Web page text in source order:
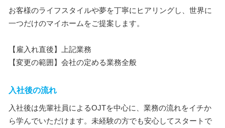
お客様のライフスタイルや夢を丁寧にヒアリングし、世界に
一つだけのマイホームをご提案します。
【雇入れ直後】上記業務
【変更の範囲】会社の定める業務全般
入社後の流れ
入社後は先輩社員によるOJTを中心に、業務の流れをイチか
ら学んでいただけます。未経験の方でも安心してスタートで